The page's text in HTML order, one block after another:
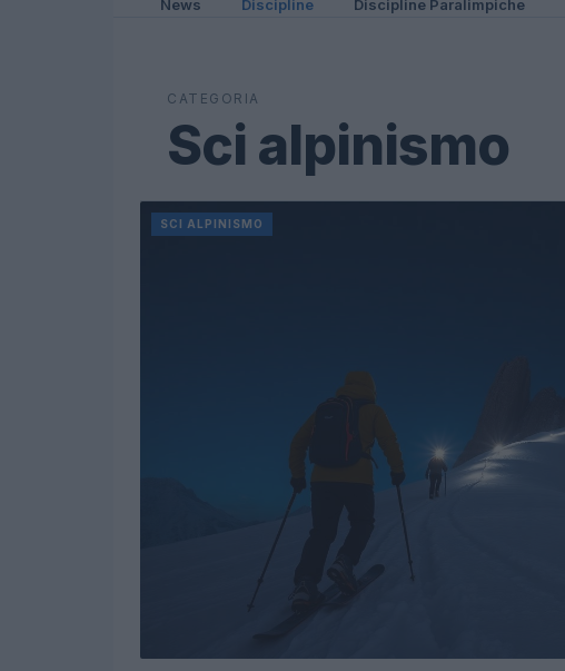
News Discipline Discipline Paralimpiche
CATEGORIA
Sci alpinismo
SCI ALPINISMO